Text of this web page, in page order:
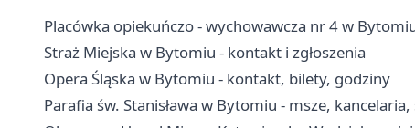
Placówka opiekuńczo - wychowawcza nr 4 w
Straż Miejska w Bytomiu - kontakt i zgłoszenia
Opera Śląska w Bytomiu - kontakt, bilety, godziny
Parafia św. Stanisława w Bytomiu - msze,